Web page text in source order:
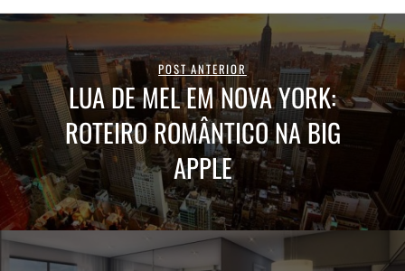
POST ANTERIOR
LUA DE MEL EM NOVA YORK:
ROTEIRO ROMÂNTICO NA BIG
APPLE